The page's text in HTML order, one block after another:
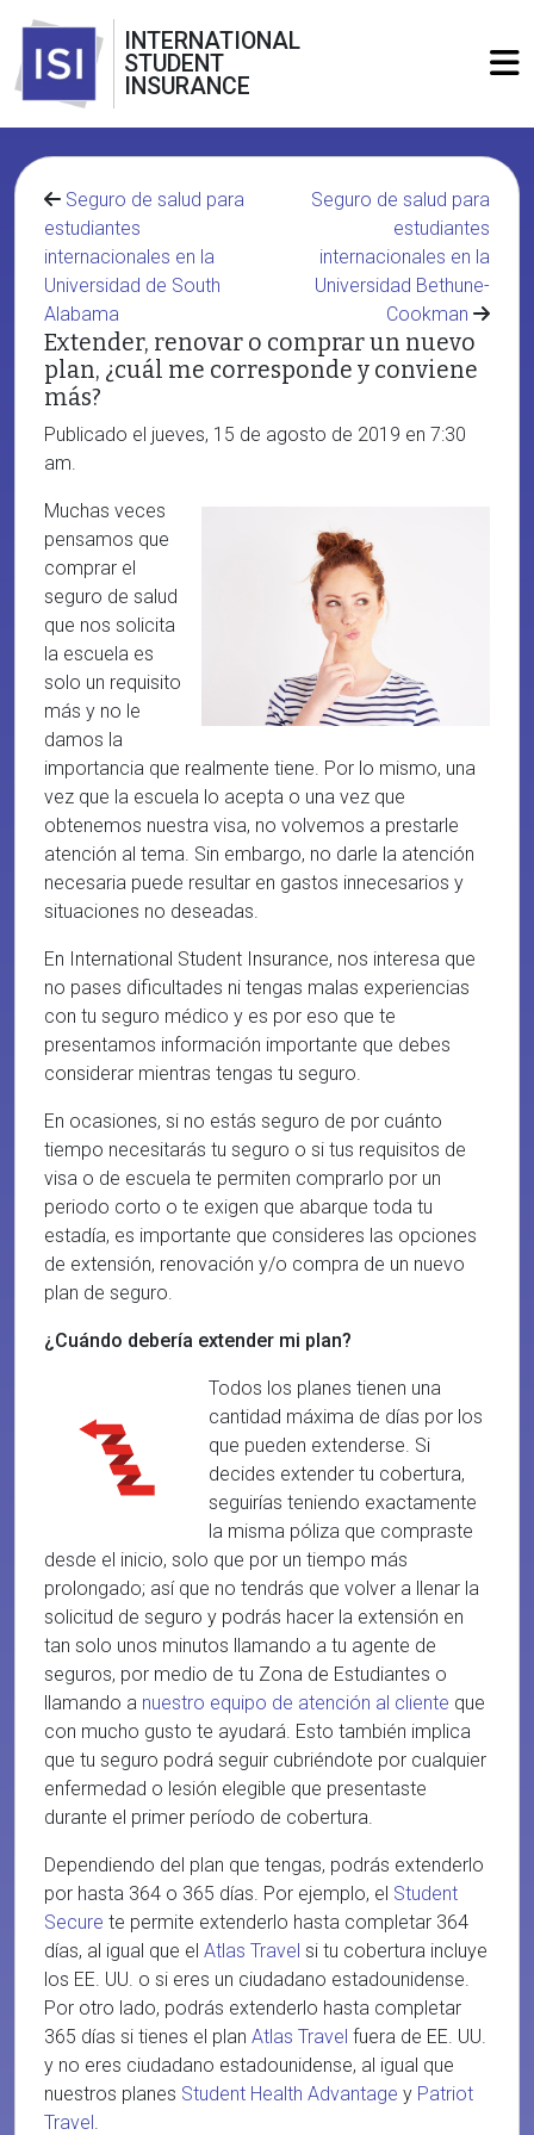
INTERNATIONAL
STUDENT
INSURANCE
Seguro de salud para
estudiantes
internacionales en la
Universidad de South
Alabama
Seguro de salud para
estudiantes
internacionales en la
Universidad Bethune-
Cookman
Extender, renovar o comprar un nuevo
plan, ¿cuál me corresponde y conviene
más?
Publicado el jueves, 15 de agosto de 2019 en 7:30
am.
Muchas veces
pensamos que
comprar el
seguro de salud
que nos solicita
la escuela es
solo un requisito
más y no le
damos la
importancia que realmente tiene. Por lo mismo, una
vez que la escuela lo acepta o una vez que
obtenemos nuestra visa, no volvemos a prestarle
atención al tema. Sin embargo, no darle la atención
necesaria puede resultar en gastos innecesarios y
situaciones no deseadas.
En International Student Insurance, nos interesa que
no pases dificultades ni tengas malas experiencias
con tu seguro médico y es por eso que te
presentamos información importante que debes
considerar mientras tengas tu seguro.
En ocasiones, si no estás seguro de por cuánto
tiempo necesitarás tu seguro o si tus requisitos de
visa o de escuela te permiten comprarlo por un
periodo corto o te exigen que abarque toda tu
estadía, es importante que consideres las opciones
de extensión, renovación y/o compra de un nuevo
plan de seguro.
¿Cuándo debería extender mi plan?
Todos los planes tienen una
cantidad máxima de días por los
que pueden extenderse. Si
decides extender tu cobertura,
seguirías teniendo exactamente
la misma póliza que compraste
desde el inicio, solo que por un tiempo más
prolongado; así que no tendrás que volver a llenar la
solicitud de seguro y podrás hacer la extensión en
tan solo unos minutos llamando a tu agente de
seguros, por medio de tu Zona de Estudiantes o
llamando a nuestro equipo de atención al cliente que
con mucho gusto te ayudará. Esto también implica
que tu seguro podrá seguir cubriéndote por cualquier
enfermedad o lesión elegible que presentaste
durante el primer período de cobertura.
Dependiendo del plan que tengas, podrás extenderlo
por hasta 364 o 365 días. Por ejemplo, el Student
Secure te permite extenderlo hasta completar 364
días, al igual que el Atlas Travel si tu cobertura incluye
los EE. UU. o si eres un ciudadano estadounidense.
Por otro lado, podrás extenderlo hasta completar
365 días si tienes el plan Atlas Travel fuera de EE. UU.
y no eres ciudadano estadounidense, al igual que
nuestros planes Student Health Advantage y Patriot
Travel.